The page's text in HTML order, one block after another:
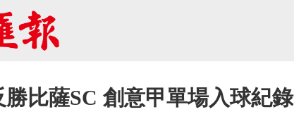
勝比薩SC 創意甲單場入球紀錄